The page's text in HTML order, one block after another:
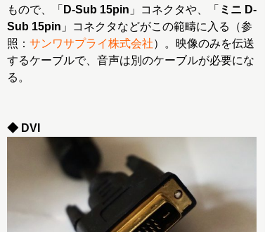
もので、「 D-Sub 15pin 」コネクタや、「 ミニ D-
Sub 15pin 」コネクタなどがこの範疇に入る（参
照： サンワサプライ株式会社）。映像のみを伝送
するケーブルで、音声は別のケーブルが必要にな
る。
◆ DVI